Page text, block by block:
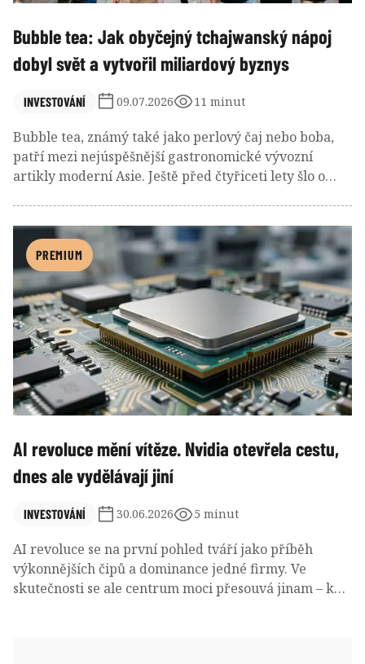
Bubble tea: Jak obyčejný tchajwanský nápoj
dobyl svět a vytvořil miliardový byznys
INVESTOVÁNÍ 09.07.2026 11 minut
Bubble tea, známý také jako perlový čaj nebo boba,
patří mezi nejúspěšnější gastronomické vývozní
artikly moderní Asie. Ještě před čtyřiceti lety šlo o
provozoven po celém světě.
PREMIUM
AI revoluce mění vítěze. Nvidia otevřela cestu,
dnes ale vydělávají jiní
INVESTOVÁNÍ 30.06.2026 5 minut
AI revoluce se na první pohled tváří jako příběh
výkonnějších čipů a dominance jedné firmy. Ve
skutečnosti se ale centrum moci přesouvá jinam – k